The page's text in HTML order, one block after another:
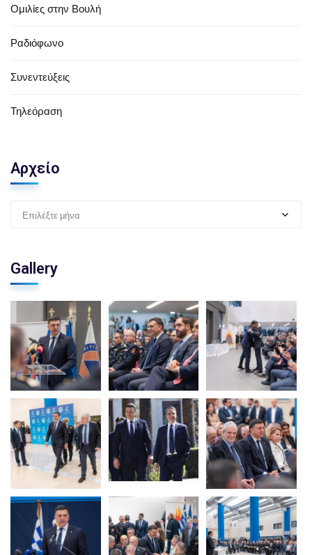
Ομιλίες στην Βουλή
Ραδιόφωνο
Συνεντεύξεις
Τηλεόραση
Αρχείο
Επιλέξτε μήνα
Gallery